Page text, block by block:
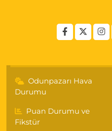
Odunpazarı Hava
Durumu
Puan Durumu ve
Fikstür